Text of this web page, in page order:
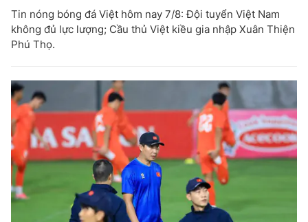
Tin nóng bóng đá Việt hôm nay 7/8: Đội tuyển Việt Nam
không đủ lực lượng; Cầu thủ Việt kiều gia nhập Xuân Thiện
Phú Thọ.